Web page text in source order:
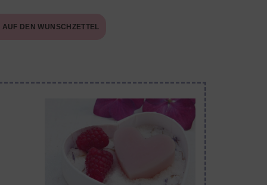
AUF DEN WUNSCHZETTEL